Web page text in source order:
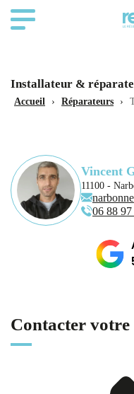
Installateur &
Accueil › Réparateurs ›
Vincent
11100 -
06 88
Contacter